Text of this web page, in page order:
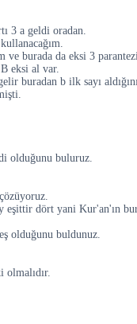
3 a geldi oradan.
burada da eksi 3
eksi al var.
buradan b ilk sayı
olduğunu buluruz.
eşittir dört yani Kur'an'ın
olduğunu buldunuz.
olmalıdır.